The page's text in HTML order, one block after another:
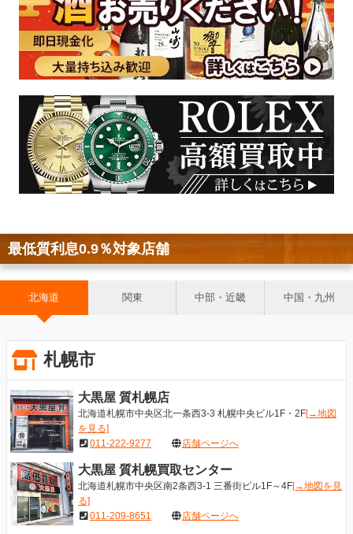
最低質利息0.9％対象店舗
北海道 関東 中部・近畿 中国・九州
札幌市
大黒屋 質札幌店
北海道札幌市中央区北一条西3-3 札幌中央ビル1F・2F[→地図
を見る]
011-222-9277
店舗ページへ
大黒屋 質札幌買取センター
北海道札幌市中央区南2条西3-1 三番街ビル1F～4F[→地図を見
る]
011-209-8651
店舗ページへ